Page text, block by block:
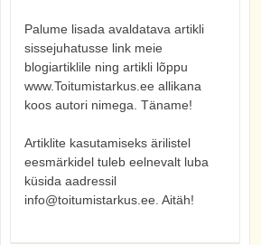
Palume lisada avaldatava artikli
sissejuhatusse link meie
blogiartiklile ning artikli lõppu
www.Toitumistarkus.ee allikana
koos autori nimega. Täname!
Artiklite kasutamiseks ärilistel
eesmärkidel tuleb eelnevalt luba
küsida aadressil
info@toitumistarkus.ee. Aitäh!